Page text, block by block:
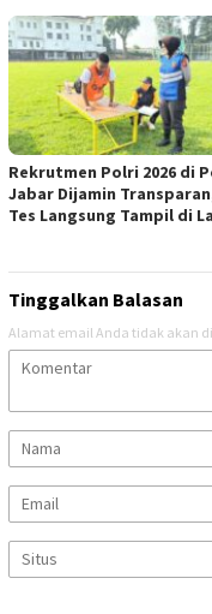
Rekrutmen Polri 2026 di
Jabar Dijamin
Tes Langsung Tampil di
Tinggalkan Balasan
Alamat email Anda tidak akan